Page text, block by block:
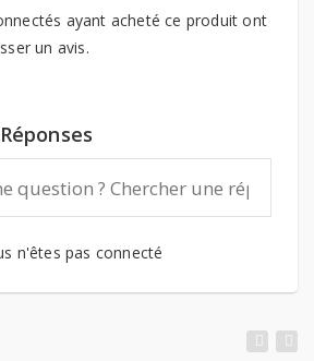
ayant acheté ce produit ont
un avis.
n'êtes pas connecté